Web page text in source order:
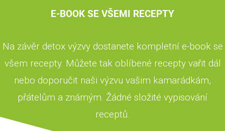
E-BOOK SE VŠEMI RECEPTY
Na závěr detox výzvy dostanete kompletní e-book se
všem recepty. Můžete tak oblíbené recepty vařit dál
nebo doporučit naši výzvu vašim kamarádkám,
přátelům a známým. Žádné složité vypisování
receptů.